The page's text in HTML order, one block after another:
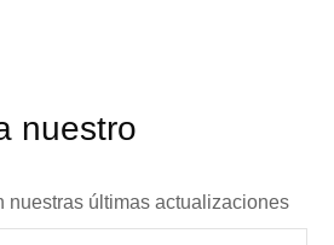
nuestro
nuestras últimas actualizaciones